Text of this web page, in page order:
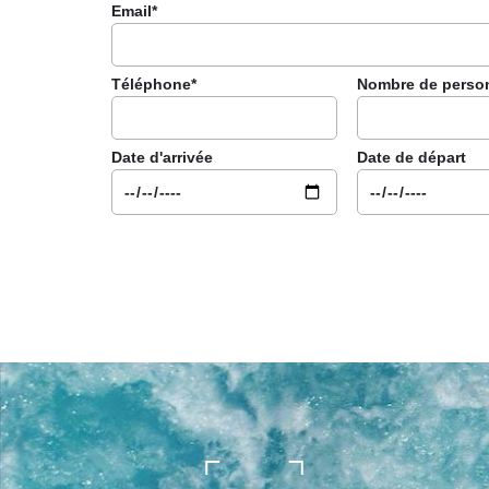
Email*
Téléphone* Nombre de
Date d'arrivée Date de départ